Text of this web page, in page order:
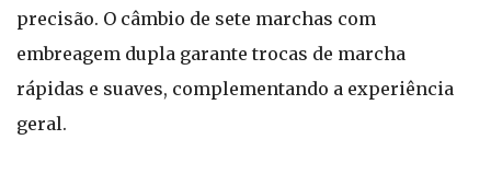
precisão. O câmbio de sete marchas com
embreagem dupla garante trocas de marcha
rápidas e suaves, complementando a experiência
geral.